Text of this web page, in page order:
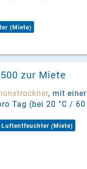
(Miete)
zur Miete
, mit einer
Tag (bei 20 °C / 60
Luftentfeuchter (Miete)